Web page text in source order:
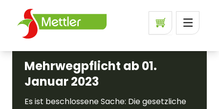
Mehrwegpflicht ab 01.
Januar 2023
Es ist beschlossene Sache: Die gesetzliche